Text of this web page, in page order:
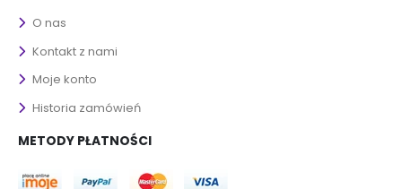
O nas
Kontakt z nami
Moje konto
Historia zamówień
METODY PŁATNOŚCI